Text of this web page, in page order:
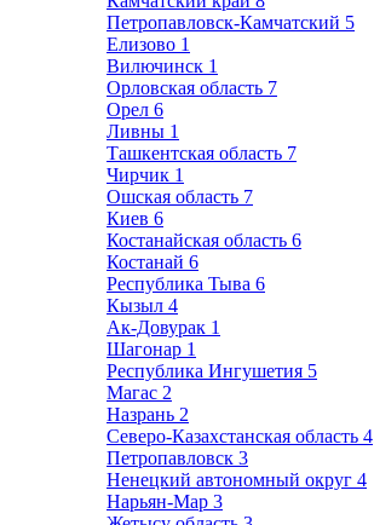
Петропавловск-Камчатский 5
Елизово 1
Вилючинск 1
Орловская область 7
Орел 6
Ливны 1
Ташкентская область 7
Чирчик 1
Ошская область 7
Киев 6
Костанайская область 6
Костанай 6
Республика Тыва 6
Кызыл 4
Ак-Довурак 1
Шагонар 1
Республика Ингушетия 5
Магас 2
Назрань 2
Северо-Казахстанская область 4
Петропавловск 3
Ненецкий автономный округ 4
Нарьян-Мар 3